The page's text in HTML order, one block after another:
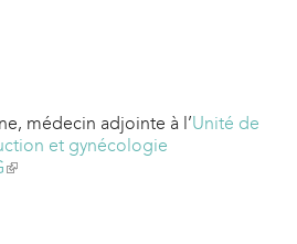
médecin adjointe à l’Unité de
et gynécologie
(